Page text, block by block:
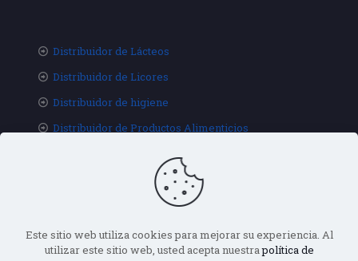
Distribuidor de Lácteos
Distribuidor de Licores
Distribuidor de higiene
Distribuidor de Productos Alimenticios
Este sitio web utiliza cookies para mejorar su experiencia. Al
utilizar este sitio web, usted acepta nuestrapolítica de